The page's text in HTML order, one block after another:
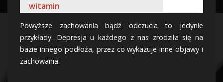
witamin
Powyższe zachowania bądź odczucia to jedynie
przykłady. Depresja u każdego z nas zrodziła się na
bazie innego podłoża, przez co wykazuje inne objawy i
zachowania.